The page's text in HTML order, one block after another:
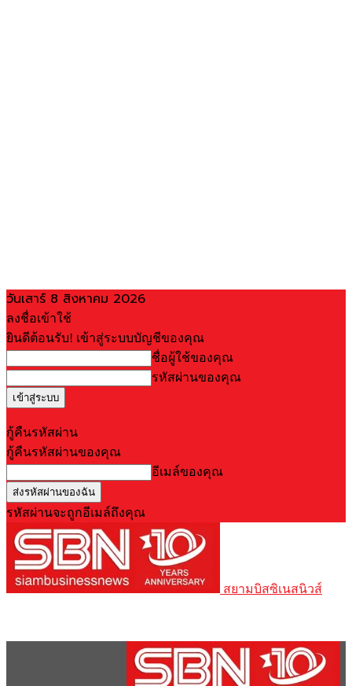
วันเสาร์ 8 สิงหาคม 2026
ลงชื่อเข้าใช้
ยินดีต้อนรับ! เข้าสู่ระบบบัญชีของคุณ
ชื่อผู้ใช้ของคุณ
รหัสผ่านของคุณ
กู้คืนรหัสผ่าน
กู้คืนรหัสผ่านของคุณ
อีเมล์ของคุณ
รหัสผ่านจะถูกอีเมล์ถึงคุณ
สยามบิสซิเนสนิวส์